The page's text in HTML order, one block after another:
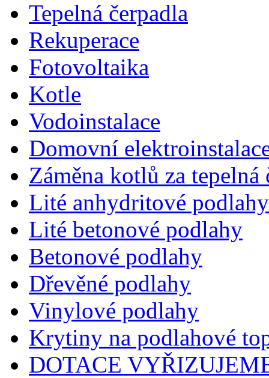
Tepelná čerpadla
Rekuperace
Fotovoltaika
Kotle
Vodoinstalace
Domovní
Záměna kotlů za tepelná
Lité anhydritové podlahy
Lité betonové podlahy
Betonové podlahy
Dřevěné podlahy
Vinylové podlahy
Krytiny na podlahové
DOTACE